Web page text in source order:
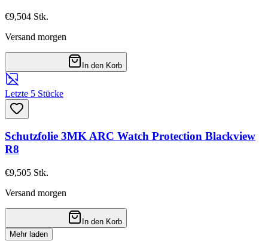
€9,504 Stk.
Versand morgen
In den Korb
Letzte 5 Stücke
Schutzfolie 3MK ARC Watch Protection Blackview
R8
€9,505 Stk.
Versand morgen
In den Korb
Mehr laden